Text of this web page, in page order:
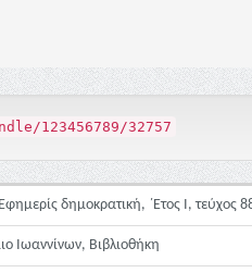
123456789/32757
δημοκρατική, ΄Ετος Ι, τεύχος
Ιωαννίνων, Βιβλιοθήκη